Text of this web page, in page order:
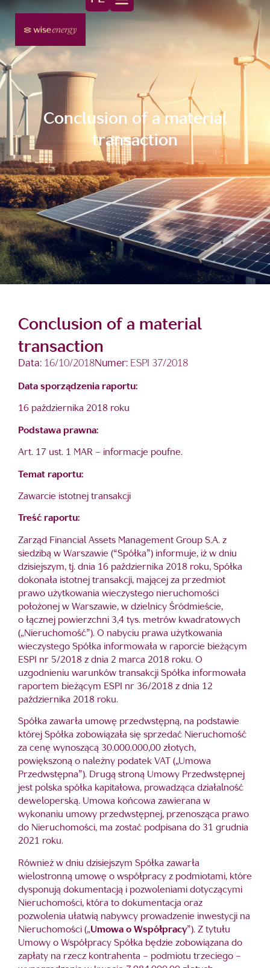
Conclusion of a material
transaction
Conclusion of a material
transaction
Data: 16/10/2018Numer: ESPI 37/2018
Data sporządzenia raportu:
16 października 2018 roku
Podstawa prawna:
Art. 17 ust. 1 MAR – informacje poufne.
Temat raportu:
Zawarcie istotnej transakcji
Treść raportu:
Zarząd Financial Assets Management Group S.A. z
siedzibą w Warszawie (“Spółka”) informuje, iż w dniu
dzisiejszym, tj. dnia 16 października 2018 roku, Spółka
dokonała istotnej transakcji, mającej za przedmiot
prawo użytkowania wieczystego nieruchomości
położonej w Warszawie, w dzielnicy Śródmieście,
o łącznej powierzchni 3,4 tys. metrów kwadratowych
(„Nieruchomość”). O nabyciu prawa użytkowania
wieczystego Spółka informowała w raporcie bieżącym
ESPI nr 5/2018 z dnia 2 marca 2018 roku. O
uzgodnieniu warunków transakcji Spółka informowała
raportem bieżącym ESPI nr 36/2018 z dnia 12
października 2018 roku.
Spółka zawarła umowę przedwstępną, na podstawie
której Spółka zobowiązała się sprzedać Nieruchomość
za cenę wynoszącą 30.000.000,00 złotych,
powiększoną o należny podatek VAT („Umowa
Przedwstępna”). Drugą stroną Umowy Przedwstępnej
jest polska spółka kapitałowa, prowadząca działalność
deweloperską. Umowa końcowa zawierana w
wykonaniu umowy przedwstępnej, przenosząca prawo
do Nieruchomości, ma zostać podpisana do 31 grudnia
2021 roku.
Również w dniu dzisiejszym Spółka zawarła
wielostronną umowę o współpracy z podmiotami, które
dysponują dokumentacją i pozwoleniami dotyczącymi
Nieruchomości, która to dokumentacja oraz
pozwolenia ułatwią nabywcy prowadzenie inwestycji na
Nieruchomości („Umowa o Współpracy”). Z tytułu
Umowy o Współpracy Spółka będzie zobowiązana do
zapłaty na rzecz kontrahenta – podmiotu trzeciego –